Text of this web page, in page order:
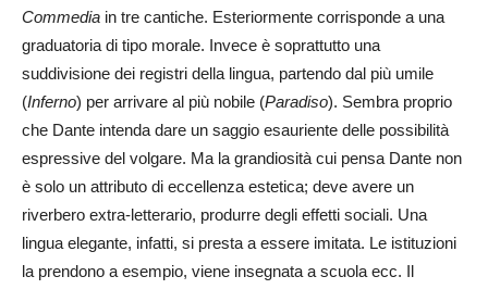
Commedia in tre cantiche. Esteriormente corrisponde a una
graduatoria di tipo morale. Invece è soprattutto una
suddivisione dei registri della lingua, partendo dal più umile
(Inferno) per arrivare al più nobile (Paradiso). Sembra proprio
che Dante intenda dare un saggio esauriente delle possibilità
espressive del volgare. Ma la grandiosità cui pensa Dante non
è solo un attributo di eccellenza estetica; deve avere un
riverbero extra-letterario, produrre degli effetti sociali. Una
lingua elegante, infatti, si presta a essere imitata. Le istituzioni
la prendono a esempio, viene insegnata a scuola ecc. Il